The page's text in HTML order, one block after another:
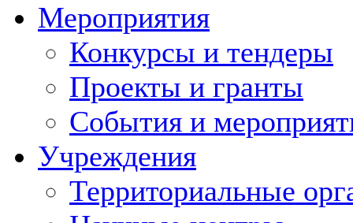
Мероприятия
Конкурсы и тендеры
Проекты и гранты
События и
Учреждения
Территориальные